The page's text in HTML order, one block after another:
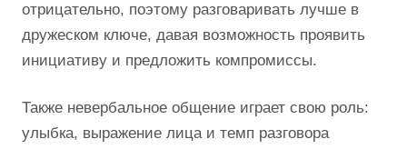
отрицательно, поэтому разговаривать лучше в
дружеском ключе, давая возможность проявить
инициативу и предложить компромиссы.
Также невербальное общение играет свою роль:
улыбка, выражение лица и темп разговора